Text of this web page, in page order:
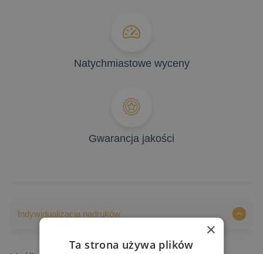
Natychmiastowe wyceny
Gwarancja jakości
Indywidualizacja nadruków
×
Ta strona używa plików